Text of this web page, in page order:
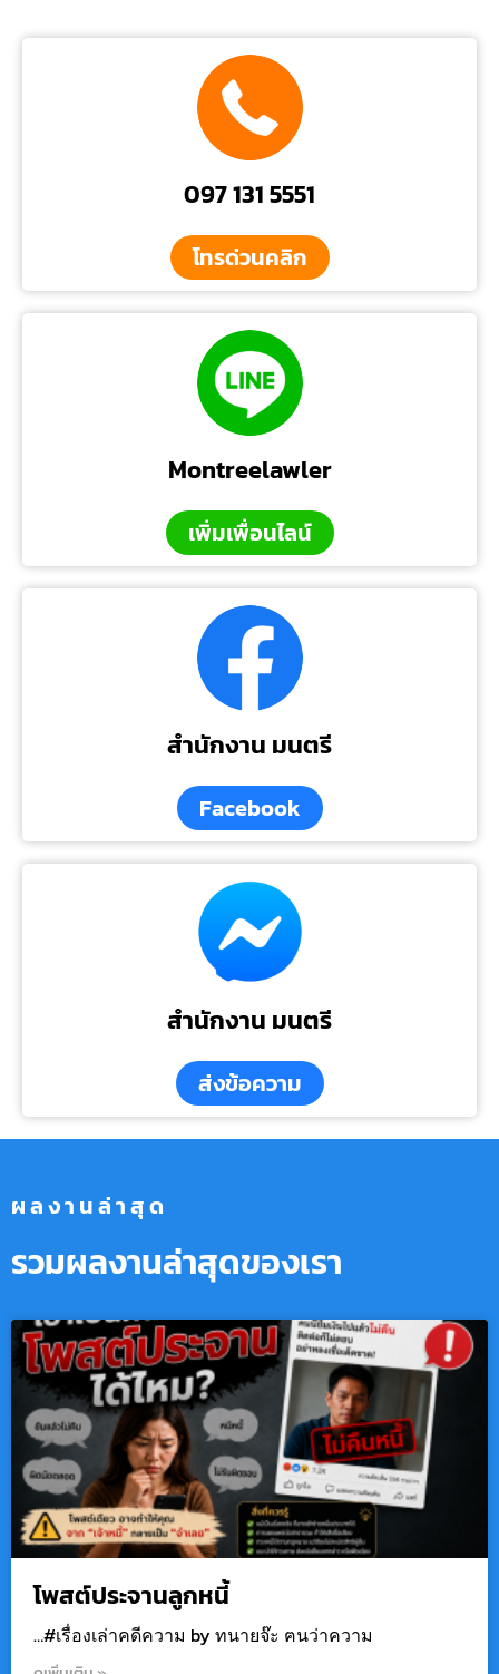
097 131 5551
โทรด่วนคลิก
Montreelawler
เพิ่มเพื่อนไลน์
สำนักงาน มนตรี
Facebook
สำนักงาน มนตรี
ส่งข้อความ
ผลงานล่าสุด
รวมผลงานล่าสุดของเรา
โพสต์ประจานลูกหนี้
…#เรื่องเล่าคดีความ by ทนายจ๊ะ ฅนว่าความ